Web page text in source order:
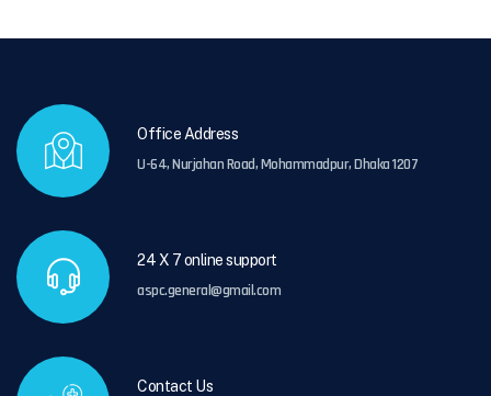
Office Address
U-64, Nurjahan Road, Mohammadpur, Dhaka 1207
24 X 7 online support
aspc.general@gmail.com
Contact Us